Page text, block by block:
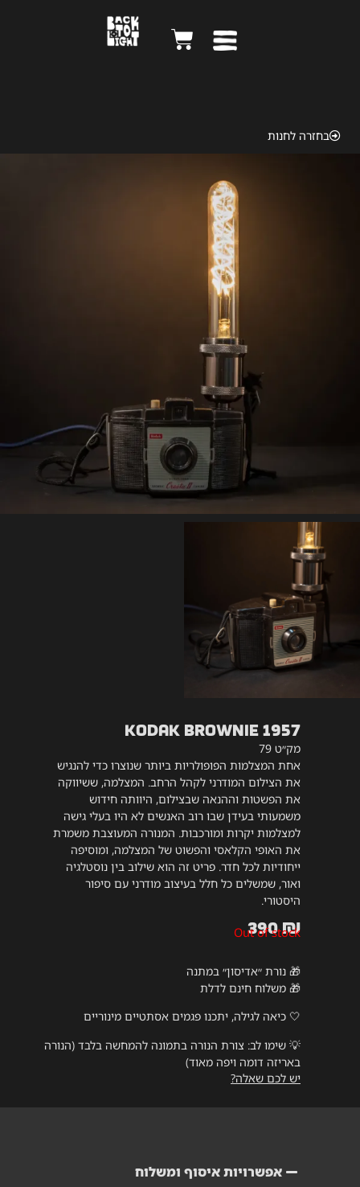
Kodak Brownie 1957
בחזרה לחנות
Kodak Brownie 1957
מק״ט 79
אחת המצלמות הפופולריות ביותר שנוצרו כדי להנגיש
את הצילום המודרני לקהל הרחב. המצלמה, ששיווקה
את הפשטות וההנאה שבצילום, היוותה חידוש
משמעותי בעידן שבו רוב האנשים לא היו בעלי גישה
למצלמות יקרות ומורכבות. המנורה המעוצבת משמרת
את האופי הקלאסי והפשוט של המצלמה, ומוסיפה
ייחודיות לכל חדר. פריט זה הוא שילוב בין נוסטלגיה
ואור, שמשלים כל חלל בעיצוב מודרני עם סיפור
היסטורי.
390₪
Out of stock
🎁 נורת ״אדיסון״ במתנה
🎁 משלוח חינם לדלת
🤍 כיאה לגילה, יתכנו פגמים אסתטיים מינוריים
💡 שימו לב: צורת הנורה בתמונה להמחשה בלבד (הנורה
באריזה דומה ויפה מאוד)
יש לכם שאלה?
אפשרויות איסוף ומשלוח